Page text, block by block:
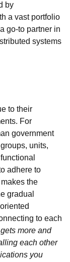
by
a vast portfolio
go-to partner in
systems
to their
For
government
units,
adhere to
the
gradual
to each
more and
each other
you